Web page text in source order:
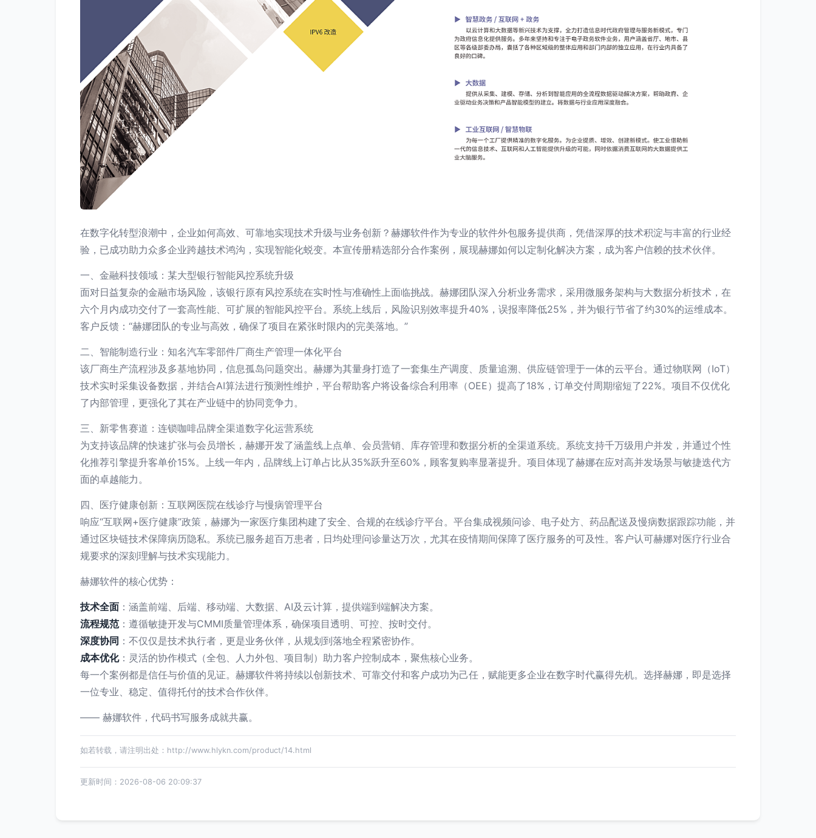
在数字化转型浪潮中，企业如何高效、可靠地实现技术升级与业务创新？赫娜软件作为专业的软件外包服务提供商，凭借深厚的技术积淀与丰富的行业经
验，已成功助力众多企业跨越技术鸿沟，实现智能化蜕变。本宣传册精选部分合作案例，展现赫娜如何以定制化解决方案，成为客户信赖的技术伙伴。
一、金融科技领域：某大型银行智能风控系统升级
面对日益复杂的金融市场风险，该银行原有风控系统在实时性与准确性上面临挑战。赫娜团队深入分析业务需求，采用微服务架构与大数据分析技术，在
六个月内成功交付了一套高性能、可扩展的智能风控平台。系统上线后，风险识别效率提升40%，误报率降低25%，并为银行节省了约30%的运维成本。
客户反馈：“赫娜团队的专业与高效，确保了项目在紧张时限内的完美落地。”
二、智能制造行业：知名汽车零部件厂商生产管理一体化平台
该厂商生产流程涉及多基地协同，信息孤岛问题突出。赫娜为其量身打造了一套集生产调度、质量追溯、供应链管理于一体的云平台。通过物联网（IoT）
技术实时采集设备数据，并结合AI算法进行预测性维护，平台帮助客户将设备综合利用率（OEE）提高了18%，订单交付周期缩短了22%。项目不仅优化
了内部管理，更强化了其在产业链中的协同竞争力。
三、新零售赛道：连锁咖啡品牌全渠道数字化运营系统
为支持该品牌的快速扩张与会员增长，赫娜开发了涵盖线上点单、会员营销、库存管理和数据分析的全渠道系统。系统支持千万级用户并发，并通过个性
化推荐引擎提升客单价15%。上线一年内，品牌线上订单占比从35%跃升至60%，顾客复购率显著提升。项目体现了赫娜在应对高并发场景与敏捷迭代方
面的卓越能力。
四、医疗健康创新：互联网医院在线诊疗与慢病管理平台
响应“互联网+医疗健康”政策，赫娜为一家医疗集团构建了安全、合规的在线诊疗平台。平台集成视频问诊、电子处方、药品配送及慢病数据跟踪功能，并
通过区块链技术保障病历隐私。系统已服务超百万患者，日均处理问诊量达万次，尤其在疫情期间保障了医疗服务的可及性。客户认可赫娜对医疗行业合
规要求的深刻理解与技术实现能力。
赫娜软件的核心优势：
技术全面 ：涵盖前端、后端、移动端、大数据、AI及云计算，提供端到端解决方案。
流程规范：遵循敏捷开发与CMMI质量管理体系，确保项目透明、可控、按时交付。
深度协同 ：不仅仅是技术执行者，更是业务伙伴，从规划到落地全程紧密协作。
成本优化：灵活的协作模式（全包、人力外包、项目制）助力客户控制成本，聚焦核心业务。
每一个案例都是信任与价值的见证。赫娜软件将持续以创新技术、可靠交付和客户成功为己任，赋能更多企业在数字时代赢得先机。选择赫娜，即是选择
一位专业、稳定、值得托付的技术合作伙伴。
—— 赫娜软件，代码书写服务成就共赢。
如若转载，请注明出处：http://www.hlykn.com/product/14.html
更新时间：2026-08-06 20:09:37